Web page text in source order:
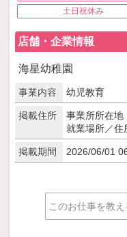
土日祝休み
店舗・企業情報
海星幼稚園
事業内容 幼児教育
掲載住所
事業所所在地
就業場所／住
掲載期間 2026/06/01
このお仕事を教え